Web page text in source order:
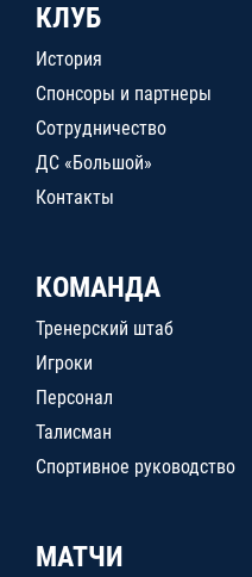
КЛУБ
История
Спонсоры и партнеры
Сотрудничество
ДС «Большой»
Контакты
КОМАНДА
Тренерский штаб
Игроки
Персонал
Талисман
Спортивное руководство
МАТЧИ